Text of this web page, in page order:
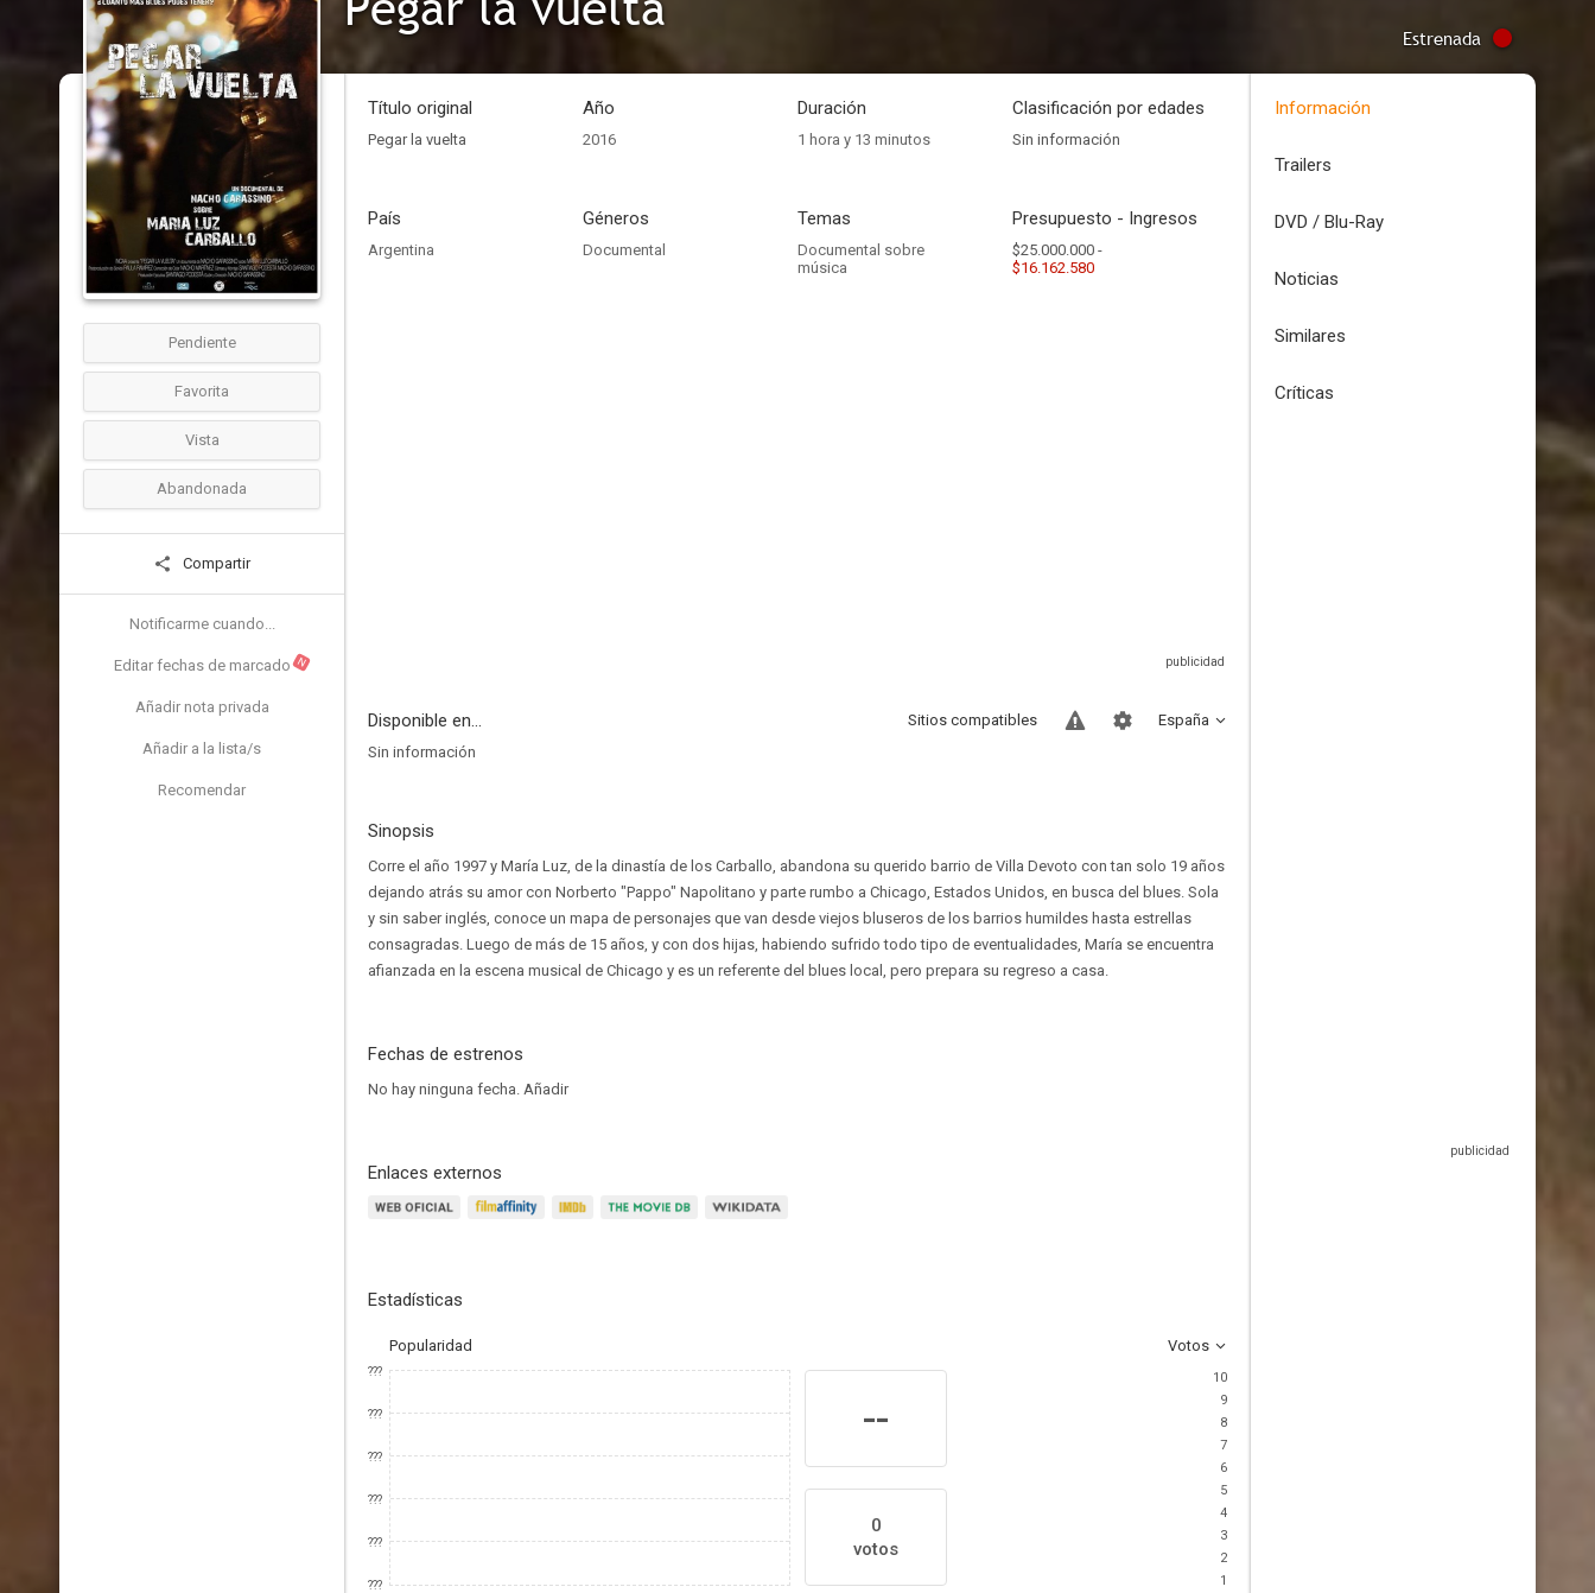
Estrenada
Pendiente
Favorita
Vista
Abandonada
Compartir
Notificarme cuando...
Editar fechas de marcado N
Añadir nota privada
Añadir a la lista/s
Recomendar
Título original
Pegar la vuelta
Año
2016
Duración
1 hora y 13 minutos
Clasificación por edades
Sin información
País
Argentina
Géneros
Documental
Temas
Documental sobre
música
Presupuesto - Ingresos
$25.000.000 -
$16.162.580
Disponible en... España
Sitios compatibles
Sin información
Sinopsis
Corre el año 1997 y María Luz, de la dinastía de los Carballo, abandona su querido barrio de Villa Devoto con tan solo 19 años
dejando atrás su amor con Norberto "Pappo" Napolitano y parte rumbo a Chicago, Estados Unidos, en busca del blues. Sola
y sin saber inglés, conoce un mapa de personajes que van desde viejos bluseros de los barrios humildes hasta estrellas
consagradas. Luego de más de 15 años, y con dos hijas, habiendo sufrido todo tipo de eventualidades, María se encuentra
afianzada en la escena musical de Chicago y es un referente del blues local, pero prepara su regreso a casa.
Fechas de estrenos
No hay ninguna fecha. Añadir
Enlaces externos
Estadísticas
Popularidad Votos
???
???
???
???
???
???
--
0
votos
10
9
8
7
6
5
4
3
2
1
Información
Trailers
DVD / Blu-Ray
Noticias
Similares
Críticas